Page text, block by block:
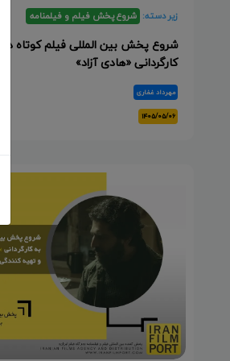
زیر دسته: شروع پخش فیلم و فیلمنامه
شروع پخش بین المللی فیلم کوتاه
کارگردانی «هادی آزاد»
مهرداد غفاری
۱۴۰۵/۰۵/۰۶